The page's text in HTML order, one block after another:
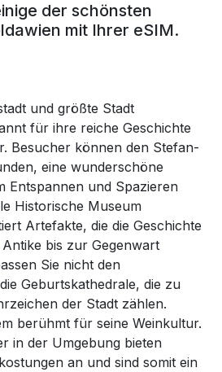
der schönsten
mit Ihrer eSIM.
und größte Stadt
für ihre reiche Geschichte
Besucher können den Stefan-
eine wunderschöne
Entspannen und Spazieren
Historische Museum
Artefakte, die die Geschichte
bis zur Gegenwart
Sie nicht den
Geburtskathedrale, die zu
der Stadt zählen.
berühmt für seine Weinkultur.
in der Umgebung bieten
an und sind somit ein